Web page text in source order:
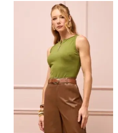
várias
variantes.
As
opções
podem
ser
escolhidas
na
página